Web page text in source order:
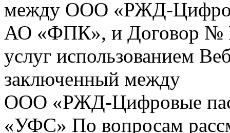
между ООО «РЖД-
АО «ФПК», и Договор №
услуг использованием
заключенный между
ООО «РЖД-Цифровые
«УФС» По вопросам